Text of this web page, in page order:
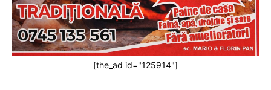
[the_ad id="125914"]